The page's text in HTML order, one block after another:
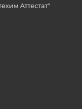
Аттестат"